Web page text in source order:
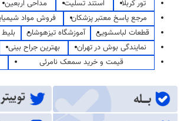
تور کربلا
استند تسلیت مداحی اربعین
مرجع پاسخ معتبر پزشکان
فروش مواد
قطعات لباسشویی
آموزشگاه تیزهوشان
نمایندگی بوش در تهران
بهترین جراح بینی
قیمت و خرید سمعک نامرئی